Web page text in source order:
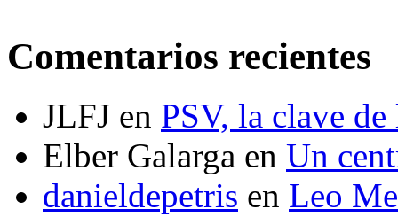
Comentarios recientes
JLFJ en PSV, la clave
Elber Galarga en Un
danieldepetris en Leo